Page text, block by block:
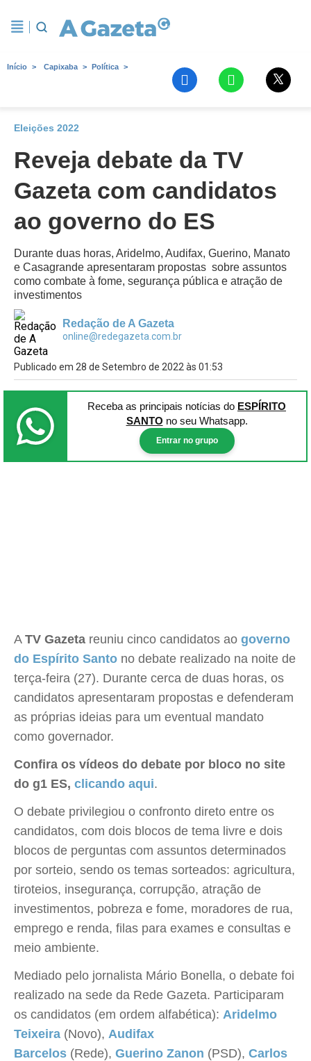
Início Capixaba Política
Eleições 2022
Reveja debate da TV
Gazeta com candidatos
ao governo do ES
Durante duas horas, Aridelmo, Audifax, Guerino, Manato
e Casagrande apresentaram propostas sobre assuntos
como combate à fome, segurança pública e atração de
investimentos
Redação de A Gazeta
online@redegazeta.com.br
Publicado em 28 de Setembro de 2022 às 01:53
Receba as principais notícias do ESPÍRITO
SANTO no seu Whatsapp.
Entrar no grupo
A TV Gazeta reuniu cinco candidatos ao governo
do Espírito Santo no debate realizado na noite de
terça-feira (27). Durante cerca de duas horas, os
candidatos apresentaram propostas e defenderam
as próprias ideias para um eventual mandato
como governador.
Confira os vídeos do debate por bloco no site
do g1 ES, clicando aqui.
O debate privilegiou o confronto direto entre os
candidatos, com dois blocos de tema livre e dois
blocos de perguntas com assuntos determinados
por sorteio, sendo os temas sorteados: agricultura,
tiroteios, insegurança, corrupção, atração de
investimentos, pobreza e fome, moradores de rua,
emprego e renda, filas para exames e consultas e
meio ambiente.
Mediado pelo jornalista Mário Bonella, o debate foi
realizado na sede da Rede Gazeta. Participaram
os candidatos (em ordem alfabética): Aridelmo
Teixeira (Novo), Audifax
Barcelos (Rede), Guerino Zanon (PSD), Carlos